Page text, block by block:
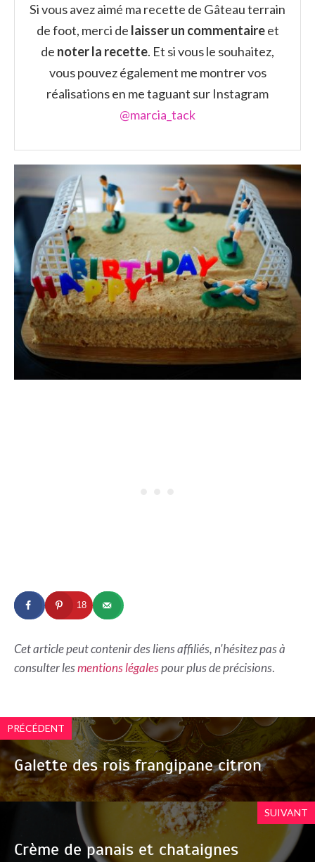
Si vous avez aimé ma recette de Gâteau terrain
de foot, merci de laisser un commentaireet
de noter la recette. Et si vous le souhaitez,
vous pouvez également me montrer vos
réalisations en me taguant sur Instagram
@marcia_tack
18
Cet article peut contenir des liens affiliés, n'hésitez pas à
consulter lesmentions légalespour plus de précisions.
PRÉCÉDENT
Galette des rois frangipane citron
SUIVANT
Crème de panais et chataignes